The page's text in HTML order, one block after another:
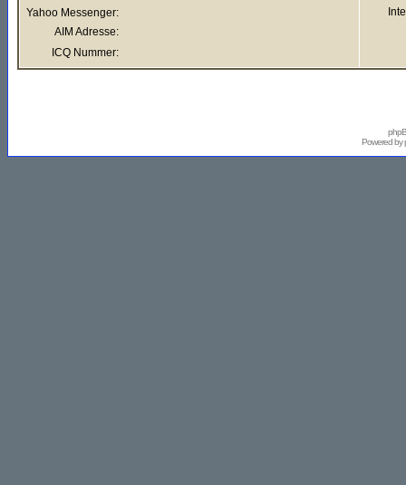
Yahoo Messenger:
AIM Adresse:
ICQ Nummer:
Powered by